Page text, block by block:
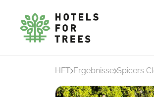
HFT Ergebnisse Spicers